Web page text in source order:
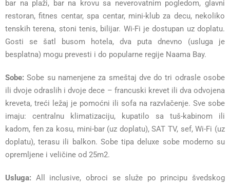
bar na plaži, bar na krovu sa neverovatnim pogledom, glavni
restoran, fitnes centar, spa centar, mini-klub za decu, nekoliko
tenskih terena, stoni tenis, bilijar. Wi-Fi je dostupan uz doplatu.
Gosti se šatl busom hotela, dva puta dnevno (usluga je
besplatna) mogu prevesti i do popularne regije Naama Bay.
Sobe:Sobe su namenjene za smeštaj dve do tri odrasle osobe
ili dvoje odraslih i dvoje dece – francuski krevet ili dva odvojena
kreveta, treći ležaj je pomoćni ili sofa na razvlačenje. Sve sobe
imaju: centralnu klimatizaciju, kupatilo sa tuš-kabinom ili
kadom, fen za kosu, mini-bar (uz doplatu), SAT TV, sef, Wi-Fi (uz
doplatu), terasu ili balkon. Sobe tipa deluxe sobe moderno su
opremljene i veličine od 25m2.
Usluga: All inclusive, obroci se služe po principu švedskog